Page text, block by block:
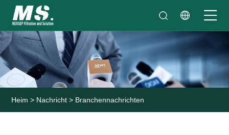
Heim > Nachricht > Branchennachrichten